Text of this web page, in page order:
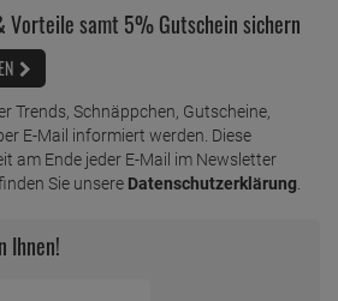
Vorteile samt 5% Gutschein sichern
Trends, Schnäppchen, Gutscheine,
E-Mail informiert werden. Diese
am Ende jeder E-Mail im Newsletter
Sie unsere Datenschutzerklärung
Ihnen!